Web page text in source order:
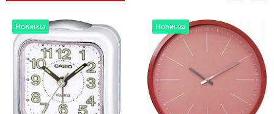
Новинка Новинка